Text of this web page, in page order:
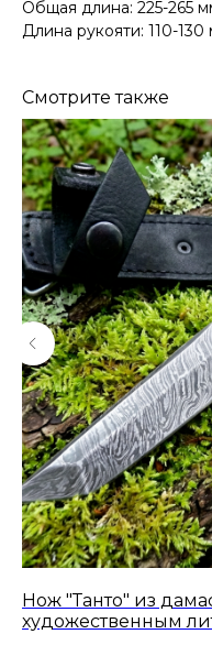
Общая длина: 225-265
Длина рукояти: 110-130
Смотрите также
Нож "Танто" из
художественным
КОНТАКТЫ
Консультации по
Будем рады
нашу продукцию.
оставьте запрос на
для консультации
Адрес:"НОЖИ ПАВЛОВО",
ул. Восточная, 3Б
Нижегородская обл.,
ООО "ПТФ" ИНН
Часы работы:ПН-ПТ с
Телефон: +7 (996) 130−131−1
E-mail: info-torg@bk.ru
+7